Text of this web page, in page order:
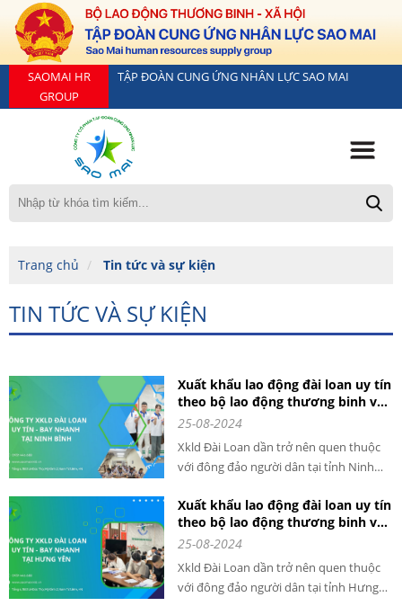
SAOMAI HR
GROUP
TẬP ĐOÀN CUNG ỨNG NHÂN LỰC SAO MAI
Trang chủ Tin tức và sự kiện
TIN TỨC VÀ SỰ KIỆN
Xuất khẩu lao động đài loan uy tín
theo bộ lao động thương binh và
xã hội cấp phép tại tỉnh Ninh Bình
25-08-2024
Xkld Đài Loan dần trở nên quen thuộc
với đông đảo người dân tại tỉnh Ninh
lao động đã giải quyết được tình trạng
thất nghiệp cho nhiều người lao động
đã hoặc đang có nguy cơ thất nghiệp,
đồng thời giúp xóa đói giảm nghèo cho
nhiều hộ gia đình.
Xuất khẩu lao động đài loan uy tín
theo bộ lao động thương binh và
xã hội cấp phép tại tỉnh Hưng Yên
25-08-2024
Xkld Đài Loan dần trở nên quen thuộc
với đông đảo người dân tại tỉnh Hưng